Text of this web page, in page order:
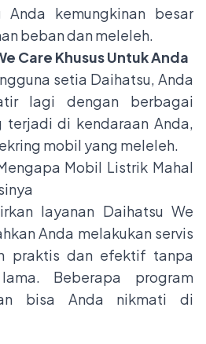
kemungkinan besar
beban dan meleleh.
Care Khusus Untuk Anda
setia Daihatsu, Anda
lagi dengan berbagai
terjadi di kendaraan Anda,
mobil yang meleleh.
Mobil Listrik Mahal
layanan Daihatsu We
Anda melakukan servis
praktis dan efektif tanpa
Beberapa program
bisa Anda nikmati di